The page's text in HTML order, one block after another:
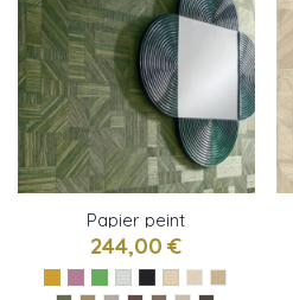
Papier peint
IMBRICATION de
Casamance
244,00 €